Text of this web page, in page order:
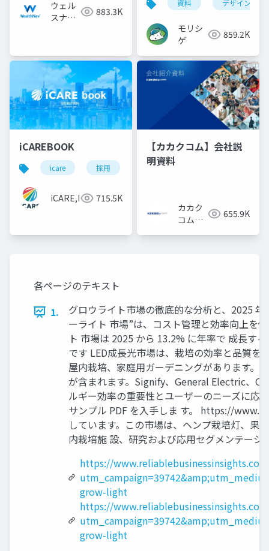
ウェル
スナビ
883.3K
資料 デザイン
モリシ
ゲ
859.2K
iCAREBOOK
icare 採用 カルチャーデック
iCARE,Inc 715.5K
【カカクコム】会社説
明資料
カカク
コム採
655.9K
各ページのテキスト
1.
グロウライト市場の徹底的な分析と、2025
ーライト 市場”は、コスト管理と効率向上を
ト 市場は 2025 から 13.2% に年率で 成長す
です LED成長光市場は、栽培の効率と品質
屋内栽培、家庭用ガーデニングがあります。
が含まれます。Signify、General Electric、
ルギー効率の重要性とユーザーのニーズに応
サンプル PDF を入手しま す。 https://
しています。この市場は、ヘンプ栽培灯、果
内栽培施 設、研究および応用セグメンテーシ
https://
grow-light
https://
grow-light